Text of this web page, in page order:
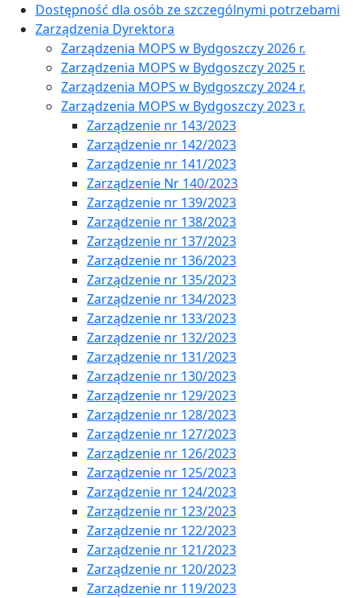
Dostępność dla osób ze szczególnymi potrzebami
Zarządzenia Dyrektora
Zarządzenia MOPS w Bydgoszczy 2026 r.
Zarządzenia MOPS w Bydgoszczy 2025 r.
Zarządzenia MOPS w Bydgoszczy 2024 r.
Zarządzenia MOPS w Bydgoszczy 2023 r.
Zarządzenie nr 143/2023
Zarządzenie nr 142/2023
Zarządzenie nr 141/2023
Zarządzenie Nr 140/2023
Zarządzenie nr 139/2023
Zarządzenie nr 138/2023
Zarządzenie nr 137/2023
Zarządzenie nr 136/2023
Zarządzenie nr 135/2023
Zarządzenie nr 134/2023
Zarządzenie nr 133/2023
Zarządzenie nr 132/2023
Zarządzenie nr 131/2023
Zarządzenie nr 130/2023
Zarządzenie nr 129/2023
Zarządzenie nr 128/2023
Zarządzenie nr 127/2023
Zarządzenie nr 126/2023
Zarządzenie nr 125/2023
Zarządzenie nr 124/2023
Zarządzenie nr 123/2023
Zarządzenie nr 122/2023
Zarządzenie nr 121/2023
Zarządzenie nr 120/2023
Zarządzenie nr 119/2023